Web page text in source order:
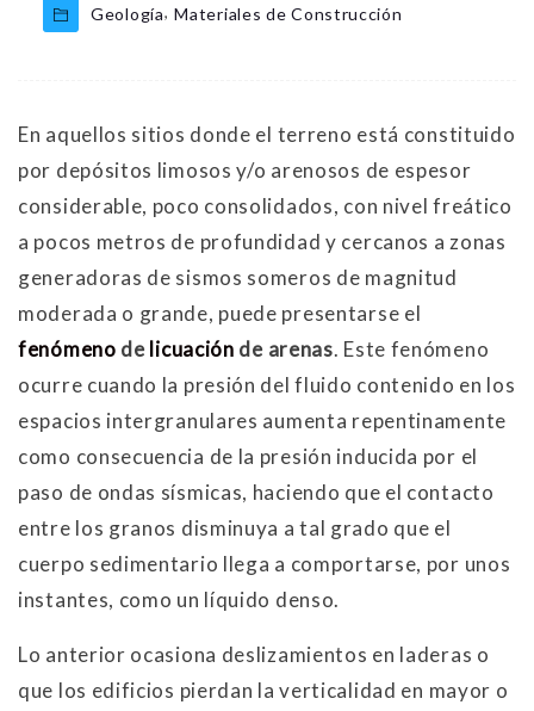
Geología, Materiales de Construcción
En aquellos sitios donde el terreno está constituido
por depósitos limosos y/o arenosos de espesor
considerable, poco consolidados, con nivel freático
a pocos metros de profundidad y cercanos a zonas
generadoras de sismos someros de magnitud
moderada o grande, puede presentarse el
fenómeno delicuación de arenas. Este fenómeno
ocurre cuando la presión del fluido contenido en los
espacios intergranulares aumenta repentinamente
como consecuencia de la presión inducida por el
paso de ondas sísmicas, haciendo que el contacto
entre los granos disminuya a tal grado que el
cuerpo sedimentario llega a comportarse, por unos
instantes, como un líquido denso.
Lo anterior ocasiona deslizamientos en laderas o
que los edificios pierdan la verticalidad en mayor o